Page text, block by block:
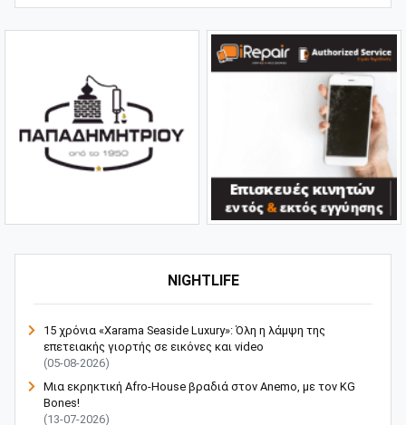
NIGHTLIFE
15 χρόνια «Xarama Seaside Luxury»: Όλη η λάμψη της
επετειακής γιορτής σε εικόνες και video
(05-08-2026)
Μια εκρηκτική Afro-House βραδιά στον Anemo, με τον KG
Bones!
(13-07-2026)